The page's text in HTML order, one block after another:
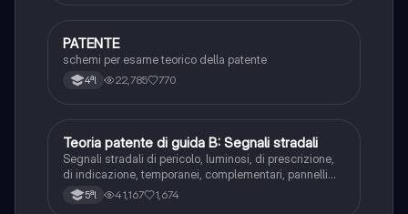
Altro
PATENTE
schemi per esame teorico della patente
4ªl 22,785 770
Ed. civ.
Teoria patente di guida B: Segnali stradali
Segnali stradali di pericolo, luminosi, di prescrizione,
di indicazione, temporanei, complementari, pannelli
integrativi, segnaletica orizzontale, segnalazioni
agenti del traffico, distanza di visibilità per l‘arresto,
5ªl 41,167 1,674